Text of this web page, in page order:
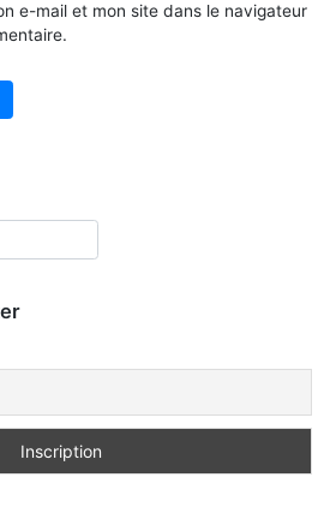
e-mail et mon site dans le navigateur